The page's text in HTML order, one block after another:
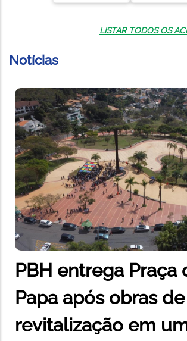
LISTAR TODOS OS
Notícias
PBH entrega Praça
Papa após obras de
revitalização em